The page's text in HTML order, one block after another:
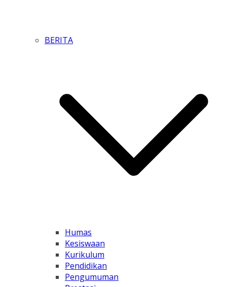
BERITA
Humas
Kesiswaan
Kurikulum
Pendidikan
Pengumuman